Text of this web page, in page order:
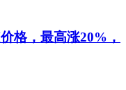
格，最高涨20%，